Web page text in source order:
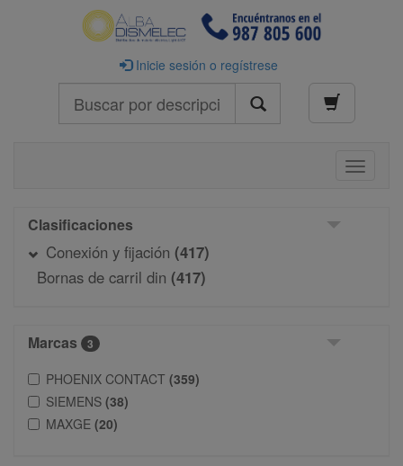
Inicie sesión o regístrese
Toggle
Clasificaciones
Conexión y fijación (417)
Bornas de carril din (417)
Marcas 3
PHOENIX CONTACT (359)
SIEMENS (38)
MAXGE (20)